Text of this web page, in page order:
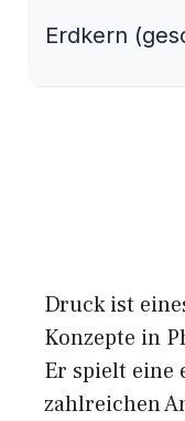
Erdkern
Druck ist
Konzepte in
Er spielt eine
zahlreichen